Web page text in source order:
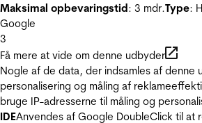
Maksimal opbevaringstid: 3 mdr.Type:
Google
3
Få mere at vide om denne udbyder
Nogle af de data, der indsamles af denne
personalisering og måling af
bruge IP-adresserne til måling og
IDEAnvendes af Google DoubleClick til at